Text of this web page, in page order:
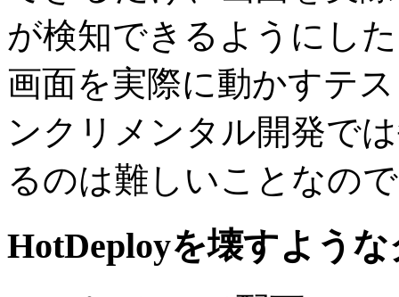
が検知できるようにし
画面を実際に動かすテ
ンクリメンタル開発で
るのは難しいことなの
HotDeployを壊すよう